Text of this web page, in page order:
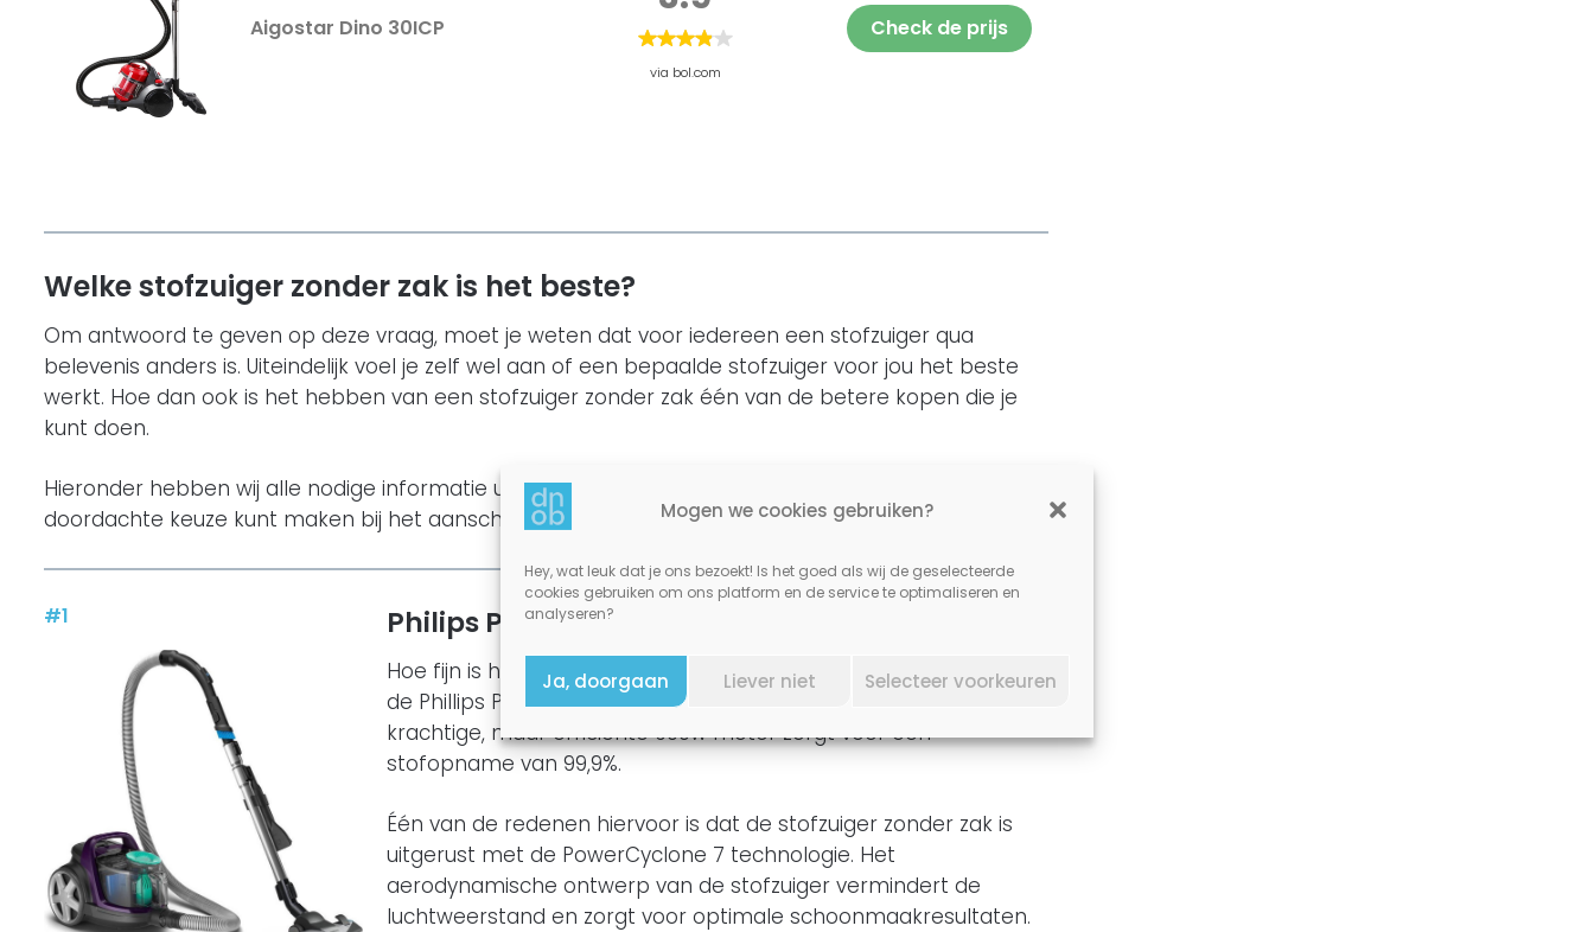
Mogen we cookies gebruiken?
Hey, wat leuk dat je ons bezoekt! Is het goed als wij de geselecteerde
cookies gebruiken om ons platform en de service te optimaliseren en
analyseren?
Ja, doorgaan Liever niet Selecteer voorkeuren
Aigostar Dino 30ICP
via bol.com
Check de prijs
Welke stofzuiger zonder zak is het beste?
Om antwoord te geven op deze vraag, moet je weten dat voor iedereen een stofzuiger qua
belevenis anders is. Uiteindelijk voel je zelf wel aan of een bepaalde stofzuiger voor jou het beste
werkt. Hoe dan ook is het hebben van een stofzuiger zonder zak één van de betere kopen die je
kunt doen.
Hieronder hebben wij alle nodige informatie uitgelicht om ervoor te zorgen dat jij een goed
doordachte keuze kunt maken bij het aanschaffen van een stofzuiger zonder zak.
#1 Philips PowerPro Active FC9551/09
Hoe fijn is het als je continu geniet van een hoge zuigkracht? Met
de Phillips PowerPro Active FC9551/09 is dat het geval! De
krachtige, maar efficiënte 900w motor zorgt voor een
stofopname van 99,9%.
Één van de redenen hiervoor is dat de stofzuiger zonder zak is
uitgerust met de PowerCyclone 7 technologie. Het
aerodynamische ontwerp van de stofzuiger vermindert de
luchtweerstand en zorgt voor optimale schoonmaakresultaten.